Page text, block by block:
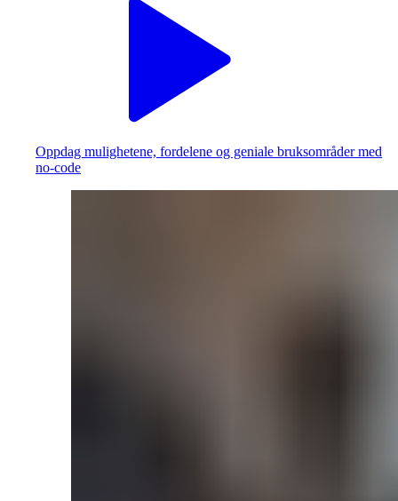
Oppdag mulighetene, fordelene og geniale bruksområder med
no-code